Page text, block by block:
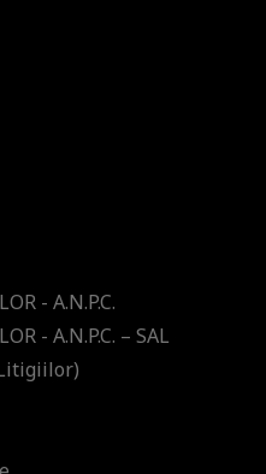
- A.N.P.C.
- A.N.P.C. – SAL